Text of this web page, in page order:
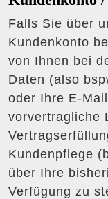
Falls Sie über
Kundenkonto
von Ihnen bei
Daten (also
oder Ihre E-
vorvertragliche
Kundenpflege
über Ihre
Verfügung zu